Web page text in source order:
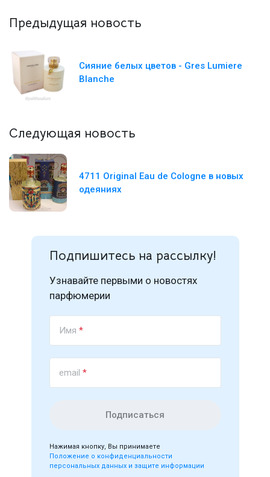
Предыдущая новость
Сияние белых цветов - Gres Lumiere
Blanche
Следующая новость
4711 Original Eau de Cologne в новых
одеяниях
Подпишитесь на рассылку!
Узнавайте первыми о новостях
парфюмерии
Имя *
email *
Подписаться
Нажимая кнопку, Вы принимаете
Положение о конфиденциальности
персональных данных и защите информации